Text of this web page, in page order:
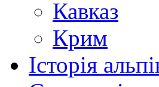
Кавказ
Крим
Історія